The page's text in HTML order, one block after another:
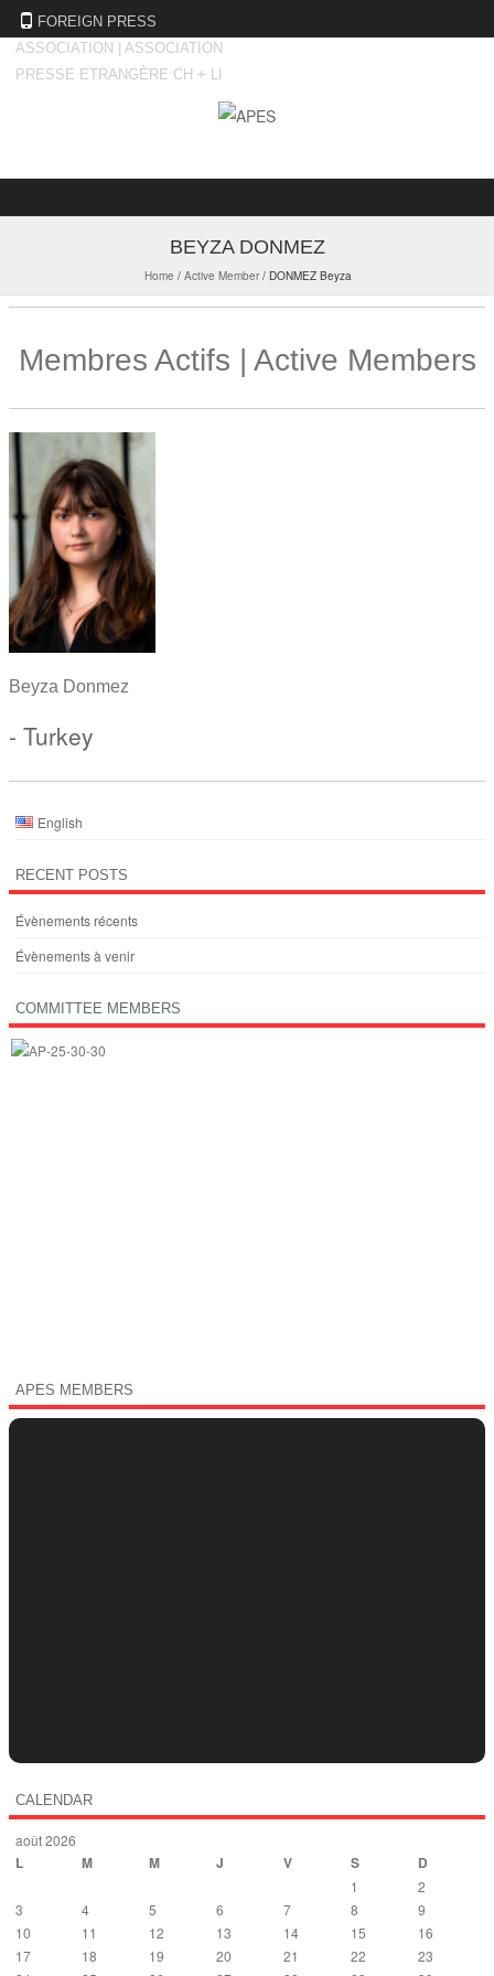
FOREIGN PRESS
ASSOCIATION | ASSOCIATION
PRESSE ETRANGÈRE CH + LI
BEYZA DONMEZ
Home / Active Member/ DONMEZ Beyza
Membres Actifs | Active Members
Beyza Donmez
- Turkey
English
RECENT POSTS
Évènements récents
Évènements à venir
COMMITTEE MEMBERS
APES MEMBERS
CALENDAR
août 2026
L M M J V S D
1
2
3
4 5 6 7 8
9
10
11 12 13 14 15
16
17
18 19 20 21 22
23